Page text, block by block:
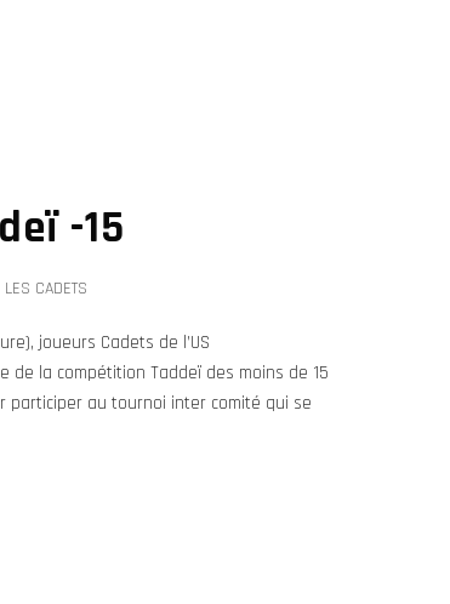
-15
LES CADETS
joueurs Cadets de l’US
de la compétition Taddeï des moins de 15
au tournoi inter comité qui se